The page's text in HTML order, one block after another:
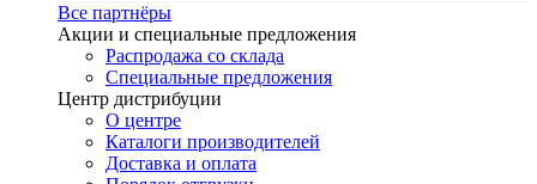
Все партнёры
Акции и специальные предложения
Распродажа со склада
Специальные предложения
Центр дистрибуции
О центре
Каталоги производителей
Доставка и оплата